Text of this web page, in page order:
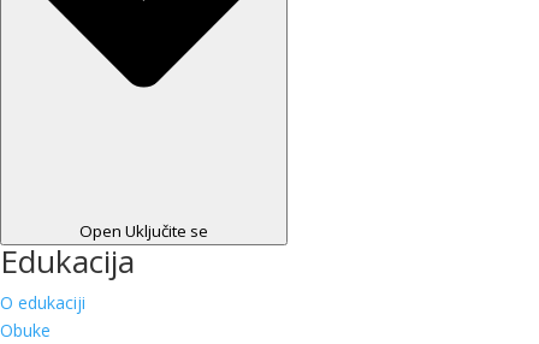
Open Uključite se
Edukacija
O edukaciji
Obuke